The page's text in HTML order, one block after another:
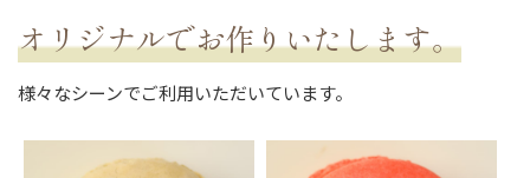
オリジナルでお作りいたします。
様々なシーンでご利用いただいています。